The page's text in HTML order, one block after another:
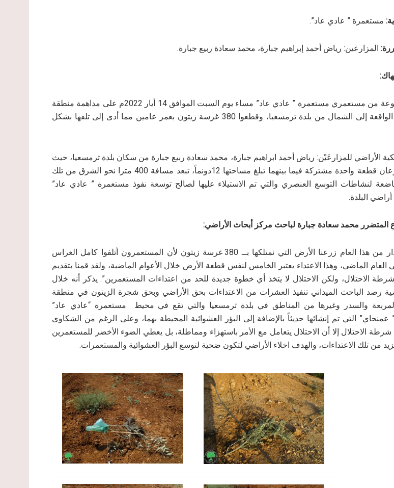
مستعمرة ” عادي عاد”.
المزارعين: رياض أحمد إبراهيم جبارة، محمد سعادة ربيع جبارة.
أقدمت مجموعة من مستعمري مستعمرة ” عادي عاد” مساء يوم السبت الموافق 14 أيار 2022م على مداهمة منطقة
” الظهرات” الواقعة إلى الشمال من بلدة ترمسعيا، وقطعوا 380 غرسة زيتون بعمر عامين مما أدى إلى تلفها بشكل
الأراضي للمزارعَيْن: رياض أحمد ابراهيم جبارة، محمد سعادة ربيع جبارة من سكان بلدة ترمسعيا، حيث
يمتلك المزارعان قطعة واحدة مشتركة فيما بينهما تبلغ مساحتها 12دونماً، تبعد مسافة 400 مترا نحو الشرق من تلك
لنشاطات التوسع العنصري والتي تم الاستيلاء عليها لصالح توسعة نفوذ مستعمرة ” عادي عاد”
البلدة.
المتضرر محمد سعادة جبارة لباحث مركز أبحاث الأراضي:
في شهر آذار من هذا العام زرعنا الأرض التي نمتلكها بــ 380 غرسة زيتون لأن المستعمرون أتلفوا كامل الغراس
العام الماضي، وهذا الاعتداء يعتبر الخامس لنفس قطعة الأرض خلال الأعوام الماضية، ولقد قمنا بتقديم
الاحتلال، ولكن الاحتلال لا يتخذ أي خطوة جديدة للحد من اعتداءات المستعمرين”. يذكر أنه خلال
رصد الباحث الميداني تنفيذ العشرات من الاعتداءات بحق الأراضي وبحق شجرة الزيتون في منطقة
والسدر وغيرها من المناطق في بلدة ترمسعيا والتي تقع في محيط مستعمرة “عادي عاد”
التي تم إنشائها حديثاً بالإضافة إلى البؤر العشوائية المحيطة بهما، وعلى الرغم من الشكاوى
شرطة الاحتلال إلا أن الاحتلال يتعامل مع الأمر باستهزاء ومماطلة، بل يعطي الضوء الأخضر للمستعمرين
من تلك الاعتداءات، والهدف اخلاء الأراضي لتكون ضحية لتوسع البؤر العشوائية والمستعمرات.